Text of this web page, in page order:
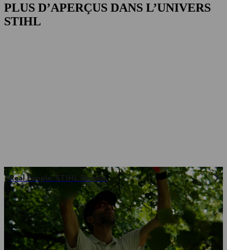
PLUS D’APERÇUS DANS L’UNIVERS
STIHL
Real People. STIHL People.